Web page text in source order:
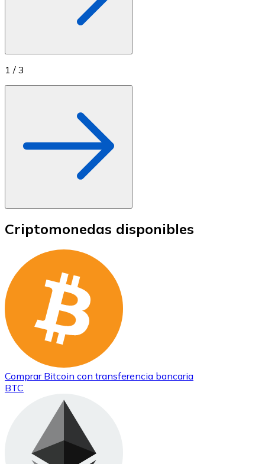
1 / 3
Criptomonedas disponibles
Comprar Bitcoin con transferencia bancaria
BTC